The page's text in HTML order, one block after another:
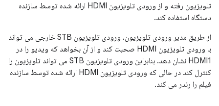
تلویزیون رفته و از ورودی تلویزیون HDMI ارائه شده توسط سازنده
دستگاه استفاده کند.
از طریق مدیر ورودی تلویزیون، ورودی تلویزیون STB خارجی می تواند
با ورودی تلویزیون HDMI صحبت کند و از آن بخواهد که ویدیو را در
HDMI1 نشان دهد. بنابراین ورودی تلویزیون STB می تواند تلویزیون را
کنترل کند در حالی که ورودی تلویزیون HDMI ارائه شده توسط سازنده
فیلم را رندر می کند.